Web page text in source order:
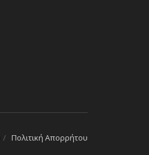
Πολιτική Απορρήτου